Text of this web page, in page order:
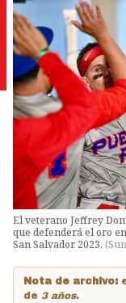
El veterano Jeffrey
que defenderá el oro
San Salvador 2023. (
Nota de archivo:
de 3 años.